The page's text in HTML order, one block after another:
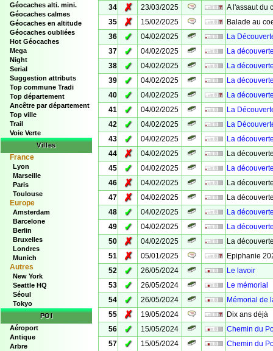
Géocaches alti. mini.
Géocaches calmes
Géocaches en altitude
Géocaches oubliées
Hot Géocaches
Mega
Night
Serial
Suggestion attributs
Top commune Tradi
Top département
Ancêtre par département
Top ville
Trail
Voie Verte
Villes
France
Lyon
Marseille
Paris
Toulouse
Europe
Amsterdam
Barcelone
Berlin
Bruxelles
Londres
Munich
Autres
New York
Seattle HQ
Séoul
Tokyo
POI
Aéroport
Antique
Arbre
34
✗ 23/03/2025
A l'assaut du
35
✗ 15/02/2025
Balade au
36
✓ 04/02/2025
La
37
✓ 04/02/2025
La
38
✓ 04/02/2025
La
39
✓ 04/02/2025
La
40
✓ 04/02/2025
La
41
✓ 04/02/2025
La
42
✓ 04/02/2025
La
43
✓ 04/02/2025
La
44
✗ 04/02/2025
La
45
✓ 04/02/2025
La
46
✗ 04/02/2025
La
47
✗ 04/02/2025
La
48
✓ 04/02/2025
La
49
✓ 04/02/2025
La
50
✗ 04/02/2025
La
51
✗ 05/01/2025
Epiphanie
52
✓ 26/05/2024
Le lavoir
53
✓ 26/05/2024
Le mémorial
54
✓ 26/05/2024
Mémorial de
55
✗ 19/05/2024
Dix ans déjà
56
✓ 15/05/2024
Chemin du
57
✓ 15/05/2024
Chemin du